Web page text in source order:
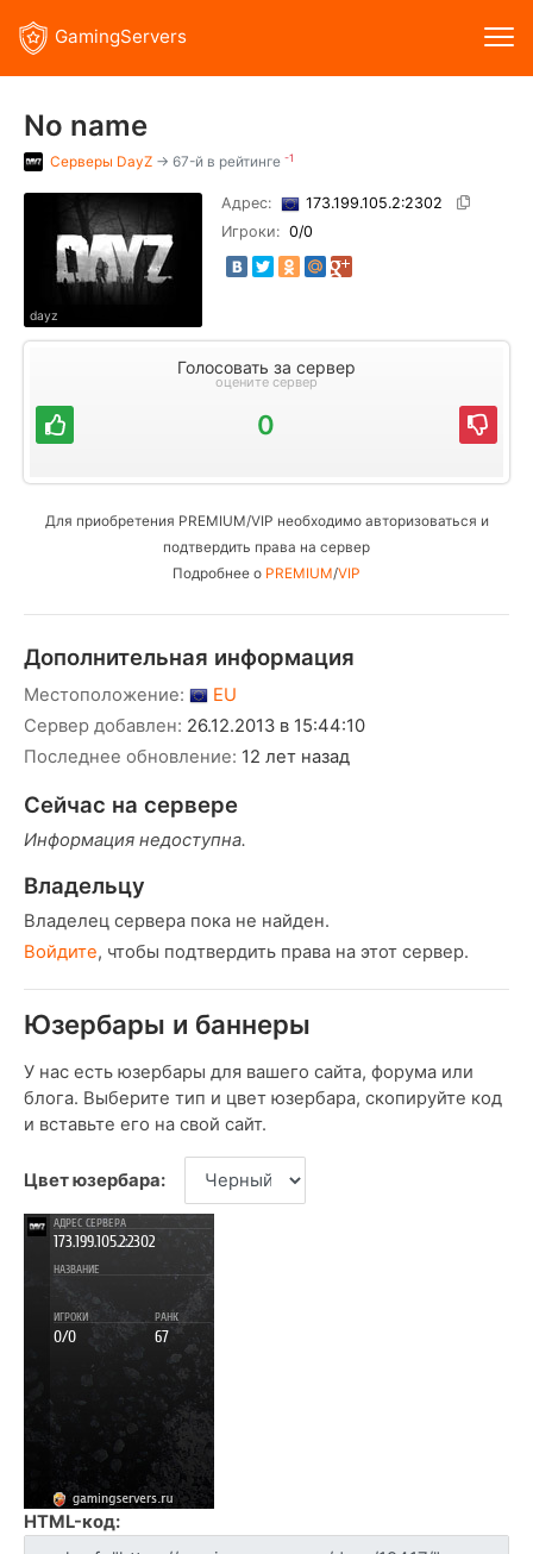
GamingServers
No name
Серверы DayZ → 67-й в рейтинге -1
dayz
Адрес:
173.199.105.2:2302
Игроки: 0/0
Голосовать за сервер
оцените сервер
0
Для приобретения PREMIUM/VIP необходимо авторизоваться и
подтвердить права на сервер
Подробнее о PREMIUM/VIP
Дополнительная информация
Местоположение:
EU
Сервер добавлен: 26.12.2013 в 15:44:10
Последнее обновление: 12 лет назад
Сейчас на сервере
Информация недоступна.
Владельцу
Владелец сервера пока не найден.
Войдите, чтобы подтвердить права на этот сервер.
Юзербары и баннеры
У нас есть юзербары для вашего сайта, форума или
блога. Выберите тип и цвет юзербара, скопируйте код
и вставьте его на свой сайт.
Цвет юзербара:
HTML-код: